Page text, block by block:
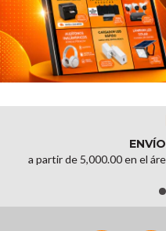
a partir de 5,000.00 en el